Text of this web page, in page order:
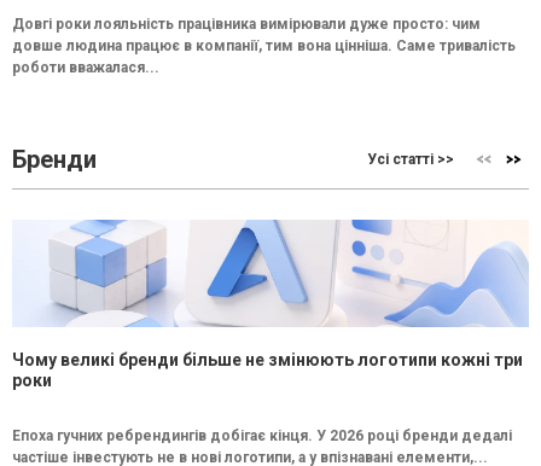
Довгі роки лояльність працівника вимірювали дуже просто: чим
довше людина працює в компанії, тим вона цінніша. Саме тривалість
роботи вважалася...
Бренди Усі статті >>
Чому великі бренди більше не змінюють логотипи кожні три
роки
Епоха гучних ребрендингів добігає кінця. У 2026 році бренди дедалі
частіше інвестують не в нові логотипи, а у впізнавані елементи,...